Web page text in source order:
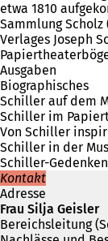
etwa 1810
Sammlung
Verlages Joseph
Ausgaben
Biographisches
Schiller auf dem
Schiller im
Von Schiller
Schiller in der
Schiller-
Kontakt
Adresse
Frau Silja Geisler
Bereichsleitung